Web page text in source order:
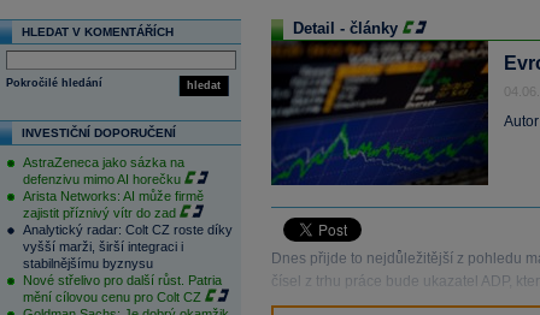
HLEDAT V KOMENTÁŘÍCH
hledat
Pokročilé hledání
INVESTIČNÍ DOPORUČENÍ
AstraZeneca jako sázka na
defenzivu mimo AI horečku
Arista Networks: AI může firmě
zajistit příznivý vítr do zad
Analytický radar: Colt CZ roste díky
vyšší marži, širší integraci i
stabilnějšímu byznysu
Nové střelivo pro další růst. Patria
mění cílovou cenu pro Colt CZ
Detail - články
Dnes přijde to nejdůležitější z pohledu
čísel z trhu práce bude ukazatel ADP,